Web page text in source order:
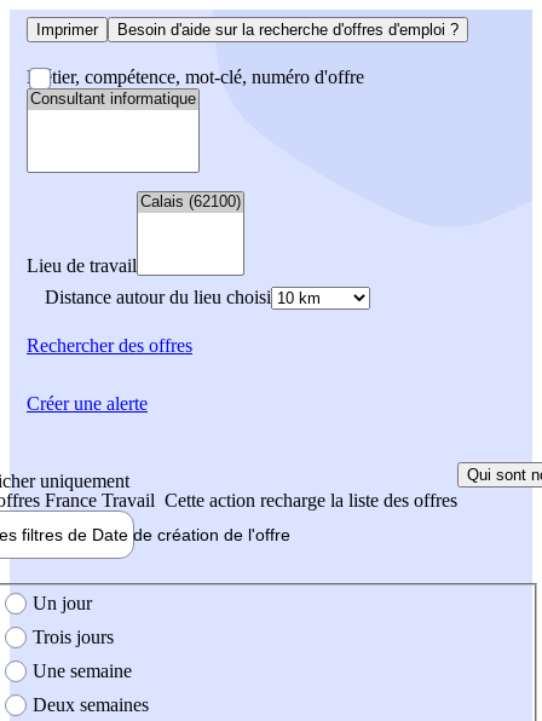
Imprimer Besoin d'aide sur la recherche d'offres d'emploi ?
Métier, compétence, mot-clé, numéro d'offre
Lieu de travail
Distance autour du lieu choisi
Rechercherdes offres
uniquement
France Travail Cette action recharge la liste des offres
Qui sont
filtres de Date de création de l'offre
création de l'offre
Un jour
Trois jours
Une semaine
Deux semaines
Créer une alerte